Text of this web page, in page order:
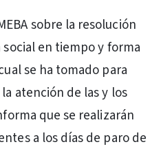
sobre la resolución
en tiempo y forma
se ha tomado para
atención de las y los
que se realizarán
a los días de paro de